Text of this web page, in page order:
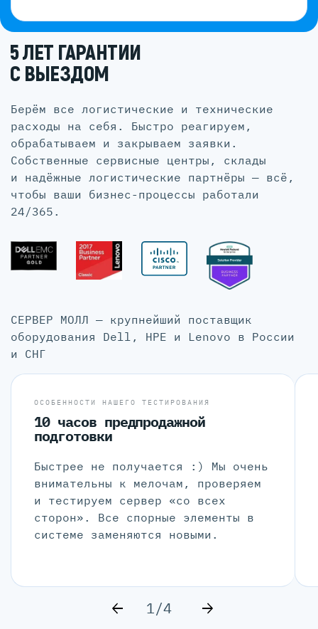
5 ЛЕТ ГАРАНТИИ
С ВЫЕЗДОМ
Берём все логистические и технические
расходы на себя. Быстро реагируем,
обрабатываем и закрываем заявки.
Собственные сервисные центры, склады
и надёжные логистические партнёры — всё,
чтобы ваши бизнес-процессы работали
24/365.
СЕРВЕР МОЛЛ — крупнейший поставщик
оборудования Dell, HPE и Lenovo в России
и СНГ
ОСОБЕННОСТИ НАШЕГО ТЕСТИРОВАНИЯ
10 часов предпродажной
подготовки
Быстрее не получается :) Мы очень
внимательны к мелочам, проверяем
и тестируем сервер «со всех
сторон». Все спорные элементы в
системе заменяются новыми.
1/4